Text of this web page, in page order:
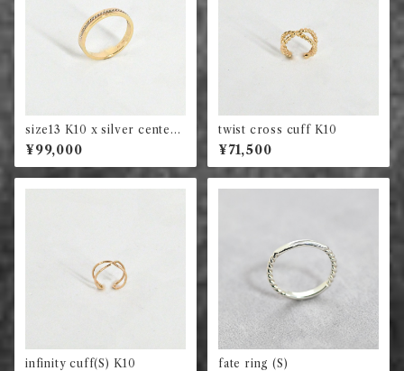
size13 K10 x silver center-
twist ring S
¥99,000
twist cross cuff K10
¥71,500
infinity cuff(S) K10 fate ring (S)